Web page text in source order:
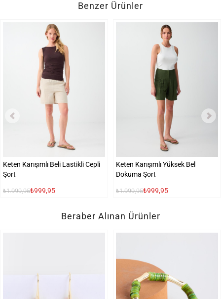
Benzer Ürünler
Keten Karışımlı Beli Lastikli Cepli
Şort
₺1.999,95₺999,95
Keten Karışımlı Yüksek Bel
Dokuma Şort
₺1.999,95₺999,95
Beraber Alınan Ürünler